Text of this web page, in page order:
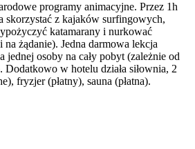
programy animacyjne. Przez 1h
skorzystać z kajaków surfingowych,
katamarany i nurkować
na żądanie). Jedna darmowa lekcja
jednej osoby na cały pobyt (zależnie od
Dodatkowo w hotelu działa siłownia, 2
fryzjer (płatny), sauna (płatna).